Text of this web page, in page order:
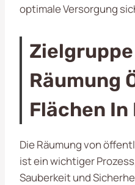
optimale Versorgung
Räumung
Flächen
Die Räumung von
ist ein wichtiger
Sauberkeit und